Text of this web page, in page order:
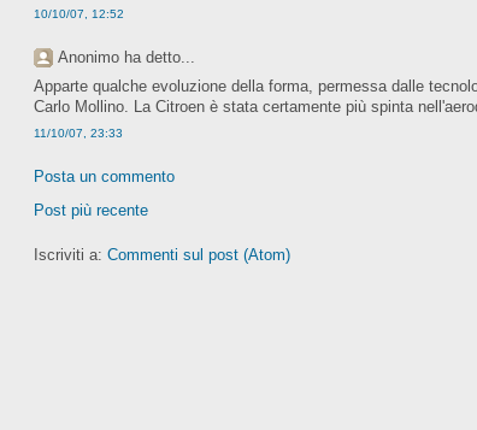
10/10/07, 12:52
Anonimo ha detto...
Apparte qualche evoluzione della forma, permessa dalle
Carlo Mollino. La Citroen è stata certamente più spinta
11/10/07, 23:33
Posta un commento
Post più recente
Iscriviti a: Commenti sul post (Atom)